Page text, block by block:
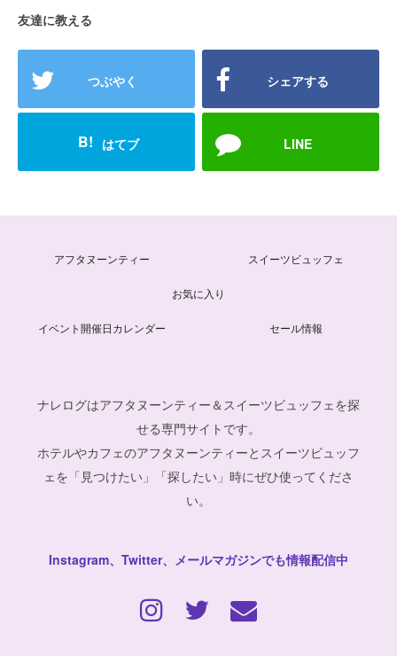
友達に教える
つぶやく シェアする
B! はてブ LINE
アフタヌーンティー スイーツビュッフェ
お気に入り
イベント開催日カレンダー セール情報
ナレログはアフタヌーンティー＆スイーツビュッフェを探
せる専門サイトです。
ホテルやカフェのアフタヌーンティーとスイーツビュッフ
ェを「見つけたい」「探したい」時にぜひ使ってくださ
い。
Instagram、Twitter、メールマガジンでも情報配信中